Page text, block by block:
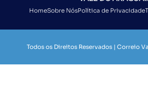
HomeSobre NósPolítica de Privacidade
Todos os Direitos Reservados | Correio